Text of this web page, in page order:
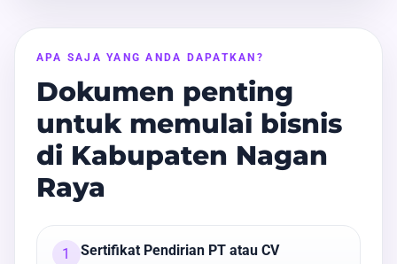
APA SAJA YANG ANDA DAPATKAN?
Dokumen penting
untuk memulai bisnis
di Kabupaten Nagan
Raya
1 Sertifikat Pendirian PT atau CV